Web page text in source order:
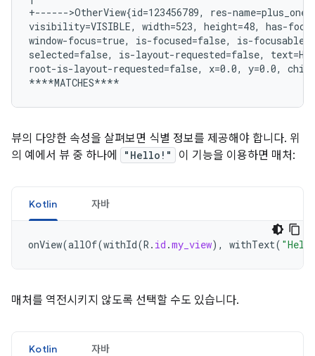
+------>OtherView{id=123456789, res-
visibility=VISIBLE, width=523, height=48, has-
window-focus=true, is-focused=false, is-
selected=false, is-layout-requested=false,
root-is-layout-requested=false, x=0.0, y=0.0,
뷰의 다양한 속성을 살펴보면 식별 정보를 제공해야 합니다. 위
의 예에서 뷰 중 하나에
"Hello!" 이 기능을 이용하면 매처:
Kotlin 자바
onView(allOf(withId(R . id .my_view), withText(
매처를 역전시키지 않도록 선택할 수도 있습니다.
Kotlin 자바